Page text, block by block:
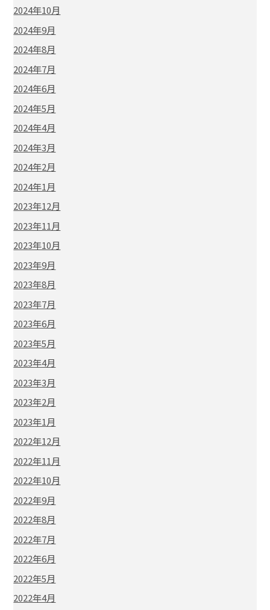
2024年10月
2024年9月
2024年8月
2024年7月
2024年6月
2024年5月
2024年4月
2024年3月
2024年2月
2024年1月
2023年12月
2023年11月
2023年10月
2023年9月
2023年8月
2023年7月
2023年6月
2023年5月
2023年4月
2023年3月
2023年2月
2023年1月
2022年12月
2022年11月
2022年10月
2022年9月
2022年8月
2022年7月
2022年6月
2022年5月
2022年4月